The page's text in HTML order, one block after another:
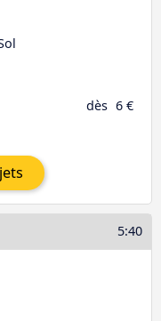
dès 6 €
5:40